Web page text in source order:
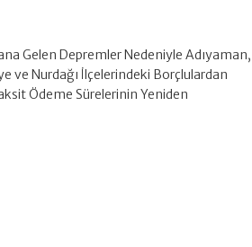
Gelen Depremler Nedeniyle Adıyaman,
ve Nurdağı İlçelerindeki Borçlulardan
Ödeme Sürelerinin Yeniden